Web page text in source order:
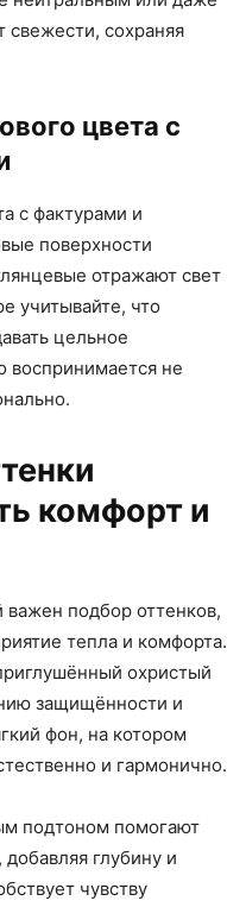
свежести, сохраняя
цвета с
с фактурами и
поверхности
отражают свет
учитывайте, что
цельное
воспринимается не
комфорт и
важен подбор оттенков,
тепла и комфорта.
охристый
защищённости и
фон, на котором
и гармонично.
подтоном помогают
глубину и
чувству